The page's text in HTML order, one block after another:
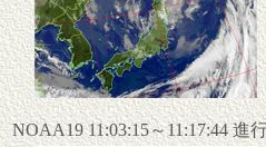
NOAA19 11:03:15～11:17:44